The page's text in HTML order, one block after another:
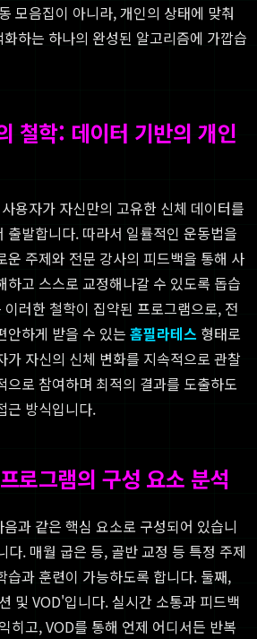
모음집이 아니라, 개인의 상태에 맞춰
하는 하나의 완성된 알고리즘에 가깝습
학: 데이터 기반의 개인
용자가 자신만의 고유한 신체 데이터를
출발합니다. 따라서 일률적인 운동법을
운 주제와 전문 강사의 피드백을 통해 사
하고 스스로 교정해나갈 수 있도록 돕습
이러한 철학이 집약된 프로그램으로, 전
안하게 받을 수 있는 홈필라테스 형태로
가 자신의 신체 변화를 지속적으로 관찰
으로 참여하며 최적의 결과를 도출하도
근 방식입니다.
로그램의 구성 요소 분석
과 같은 핵심 요소로 구성되어 있습니
다. 매월 굽은 등, 골반 교정 등 특정 주제
습과 훈련이 가능하도록 합니다. 둘째,
및 VOD'입니다. 실시간 소통과 피드백
히고, VOD를 통해 언제 어디서든 반복